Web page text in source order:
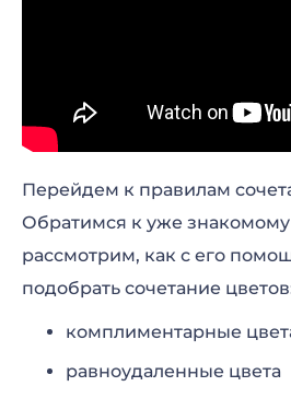
Перейдем к правилам
Обратимся к уже знакомому
рассмотрим, как с его
подобрать сочетание
комплиментарные
равноудаленные цвета